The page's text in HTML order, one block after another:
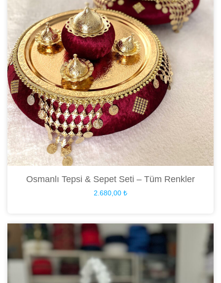
Osmanlı Tepsi & Sepet Seti – Tüm Renkler
2.680,00 ₺